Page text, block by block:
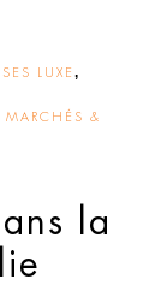
LUXE ,
MARCHÉS &
la